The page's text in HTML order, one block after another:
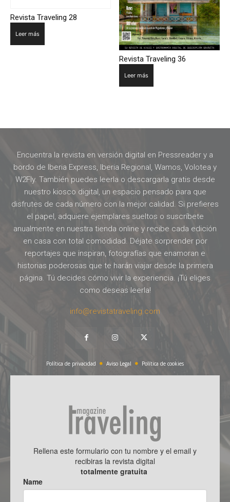
Revista Traveling 28
Leer más
Revista Traveling 36
Leer más
Encuentra la revista en versión digital en Pressreader y a
bordo de Iberia Express, Iberia Regional, Wamos, Volotea y
W2Fly. También puedes leerla o descargarla gratis desde
nuestro kiosco digital, un espacio pensado para que
disfrutes de cada número con la mejor calidad. Si prefieres
el papel, adquiere ejemplares sueltos o suscríbete
anualmente en nuestra tienda online y recibe cada edición
en casa con total comodidad. Déjate sorprender por
reportajes que inspiran, fotografías que enamoran e
historias poderosas que te harán viajar desde la primera
página. Tú decides cómo vivir la experiencia. ¡Tú eliges
como deseas leerla!
info@revistatraveling.com
Política de privacidad Aviso Legal Política de cookies